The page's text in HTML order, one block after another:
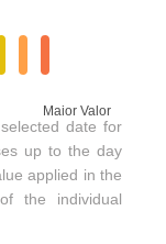
Maior Valor
date for
up to the day
applied in the
the individual